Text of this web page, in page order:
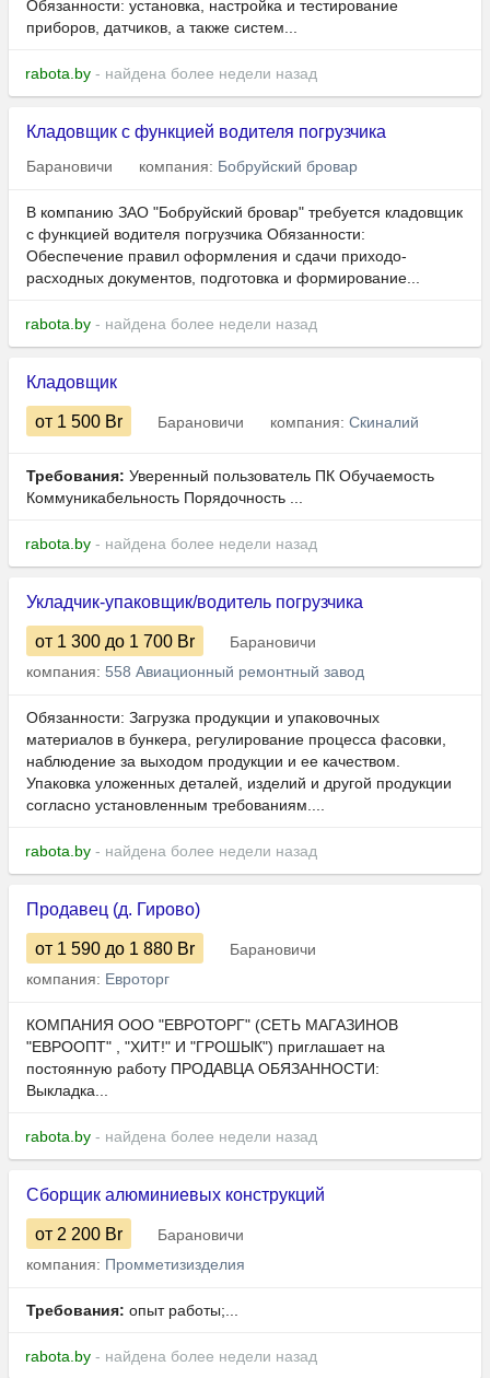
Обязанности: установка, настройка и тестирование
приборов, датчиков, а также систем...
rabota.by - найдена более недели назад
Кладовщик с функцией водителя погрузчика
Барановичи компания: Бобруйский бровар
В компанию ЗАО "Бобруйский бровар" требуется кладовщик
с функцией водителя погрузчика Обязанности:
Обеспечение правил оформления и сдачи приходо-
расходных документов, подготовка и формирование...
rabota.by - найдена более недели назад
Кладовщик
от 1 500 Br Барановичи компания: Скиналий
Требования: Уверенный пользователь ПК Обучаемость
Коммуникабельность Порядочность ...
rabota.by - найдена более недели назад
Укладчик-упаковщик/водитель погрузчика
от 1 300 до 1 700 Br
Барановичи
компания: 558 Авиационный ремонтный завод
Обязанности: Загрузка продукции и упаковочных
материалов в бункера, регулирование процесса фасовки,
наблюдение за выходом продукции и ее качеством.
Упаковка уложенных деталей, изделий и другой продукции
согласно установленным требованиям....
rabota.by - найдена более недели назад
Продавец (д. Гирово)
от 1 590 до 1 880 Br
Барановичи
компания: Евроторг
КОМПАНИЯ ООО "ЕВРОТОРГ" (СЕТЬ МАГАЗИНОВ
"ЕВРООПТ" , "ХИТ!" И "ГРОШЫК") приглашает на
постоянную работу ПРОДАВЦА ОБЯЗАННОСТИ:
Выкладка...
rabota.by - найдена более недели назад
Сборщик алюминиевых конструкций
от 2 200 Br
Барановичи
компания: Промметизизделия
Требования: опыт работы;...
rabota.by - найдена более недели назад